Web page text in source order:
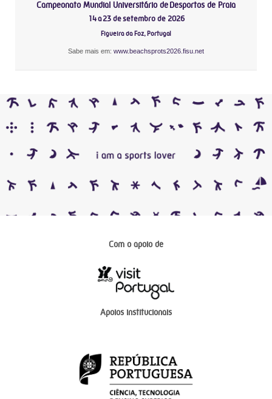
Campeonato Mundial Universitário de Desportos de Praia
14 a 23 de setembro de 2026
Figueira da Foz, Portugal
Sabe mais em: www.beachsprots2026.fisu.net
Com o apoio de
Apoios institucionais